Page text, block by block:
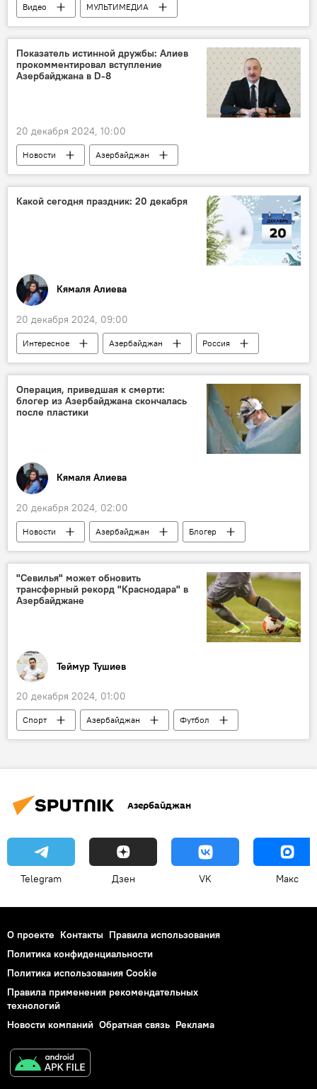
Видео
МУЛЬТИМЕДИА
Азербайджан
Торговый представитель
Экономика
Инвестиции
Строительство
Показатель истинной дружбы: Алиев
прокомментировал вступление
Азербайджана в D-8
20 декабря 2024, 10:00
Новости
Азербайджан
Ильхам Алиев
"Исламская восьмерка" (D-8)
Вступление
Египет
Исламская солидарность
Политика
Какой сегодня праздник: 20 декабря
Кямаля Алиева
20 декабря 2024, 09:00
Интересное Азербайджан
Россия
СССР
История
Германия
Театр
Культура
Великобритания
События и даты
Какой сегодня праздник
ООН
Международный день солидарности людей
Операция, приведшая к смерти:
блогер из Азербайджана скончалась
после пластики
Кямаля Алиева
20 декабря 2024, 02:00
Новости Азербайджан
Блогер
Пластическая хирургия
Гибель
врач
лекарство
"Севилья" может обновить
трансферный рекорд "Краснодара" в
Азербайджане
Теймур Тушиев
20 декабря 2024, 01:00
Спорт Азербайджан
Футбол
Трансфер
Испания
ФК "Карабах"
бомбардир
РекордАзербайджан
Telegram Дзен VK Макс
О проекте Контакты Правила использования
Политика конфиденциальности
Политика использования Cookie
Правила применения рекомендательных
технологий
Новости компаний Обратная связь Реклама